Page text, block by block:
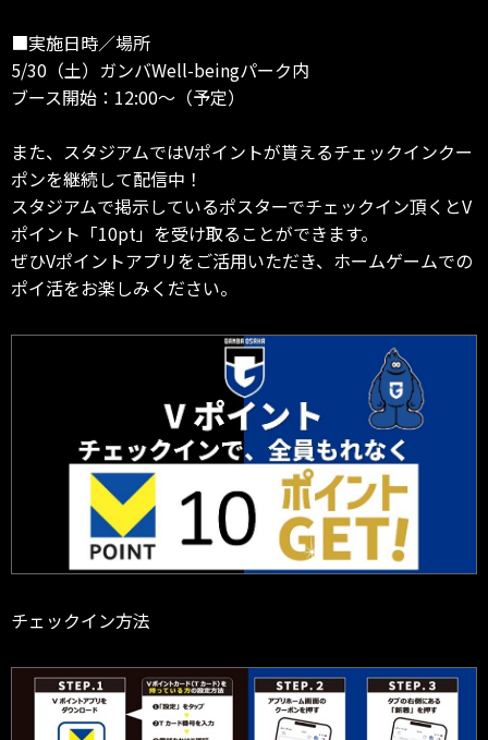
■実施日時／場所
5/30（土）ガンバWell-beingパーク内
ブース開始：12:00～（予定）
また、スタジアムではVポイントが貰えるチェックインクー
ポンを継続して配信中！
スタジアムで掲示しているポスターでチェックイン頂くとV
ポイント「10pt」を受け取ることができます。
ぜひVポイントアプリをご活用いただき、ホームゲームでの
ポイ活をお楽しみください。
チェックイン方法